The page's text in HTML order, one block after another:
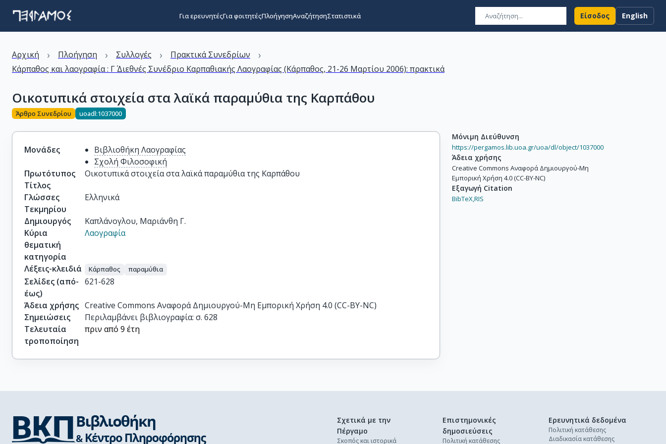
Για ερευνητέςΓια φοιτητέςΠλοήγησηΑναζήτησηΣτατιστικά Είσοδος English
Αρχική › Πλοήγηση › Συλλογές › Πρακτικά Συνεδρίων ›
Κάρπαθος και λαογραφία : Γ΄ Διεθνές Συνέδριο Καρπαθιακής Λαογραφίας (Κάρπαθος, 21-26 Μαρτίου 2006): πρακτικά
Οικοτυπικά στοιχεία στα λαϊκά παραμύθια της Καρπάθου
Άρθρο Συνεδρίου uoadl:1037000
Μονάδες
Βιβλιοθήκη Λαογραφίας
Σχολή Φιλοσοφική
Πρωτότυπος
Τίτλος
Οικοτυπικά στοιχεία στα λαϊκά παραμύθια της Καρπάθου
Γλώσσες
Τεκμηρίου
Ελληνικά
Δημιουργός
Καπλάνογλου, Μαριάνθη Γ.
Κύρια
θεματική
κατηγορία
Λαογραφία
Λέξεις-κλειδιά Κάρπαθος παραμύθια
Σελίδες (από-
έως)
621-628
Άδεια χρήσης Creative Commons Αναφορά Δημιουργού-Μη Εμπορική Χρήση 4.0 (CC-BY-NC)
Σημειώσεις
Περιλαμβάνει βιβλιογραφία: σ. 628
Τελευταία
τροποποίηση
πριν από 9 έτη
Μόνιμη Διεύθυνση
https://pergamos.lib.uoa.gr/uoa/dl/object/1037000
Άδεια χρήσης
Creative Commons Αναφορά Δημιουργού-Μη
Εμπορική Χρήση 4.0 (CC-BY-NC)
Εξαγωγή Citation
BibTeX,RIS
Σχετικά με την
Πέργαμο
Σκοπός και ιστορικά
Επιστημονικές
δημοσιεύσεις
Πολιτική κατάθεσης
Ερευνητικά δεδομένα
Πολιτική κατάθεσης
Διαδικασία κατάθεσης